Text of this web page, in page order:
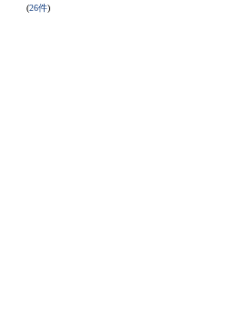
(26件)